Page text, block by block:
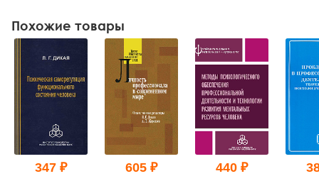
Похожие товары
347 ₽ 605 ₽ 440 ₽